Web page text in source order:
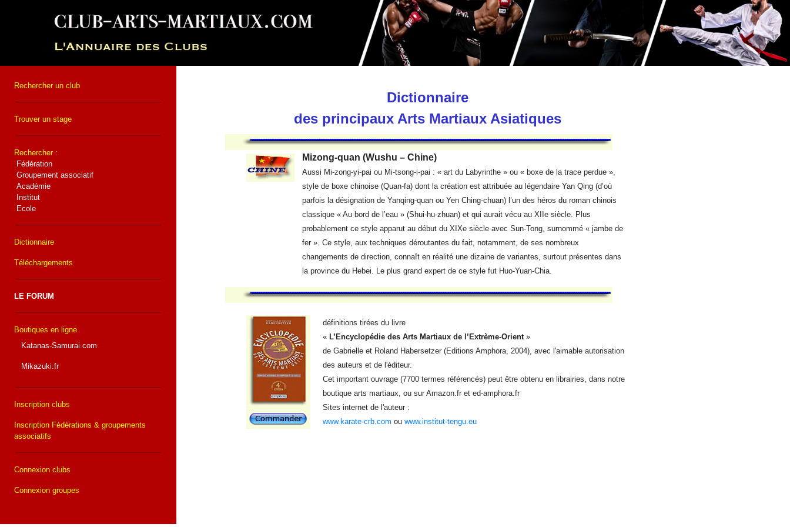
Rechercher un club
Trouver un stage
Rechercher :
Fédération
Groupement associatif
Académie
Institut
Ecole
Dictionnaire
Téléchargements
LE FORUM
Boutiques en ligne
Katanas-Samurai.com
Mikazuki.fr
Inscription clubs
Inscription Fédérations & groupements
associatifs
Connexion clubs
Connexion groupes
Dictionnaire
des principaux Arts Martiaux Asiatiques
Mizong-quan (Wushu – Chine)
Aussi Mi-zong-yi-pai ou Mi-tsong-i-pai : « art du Labyrinthe » ou « boxe de la trace perdue »,
style de boxe chinoise (Quan-fa) dont la création est attribuée au légendaire Yan Qing (d’où
parfois la désignation de Yanqing-quan ou Yen Ching-chuan) l’un des héros du roman chinois
classique « Au bord de l’eau » (Shui-hu-zhuan) et qui aurait vécu au XIIe siècle. Plus
probablement ce style apparut au début du XIXe siècle avec Sun-Tong, surnommé « jambe de
fer ». Ce style, aux techniques déroutantes du fait, notamment, de ses nombreux
changements de direction, connaît en réalité une dizaine de variantes, surtout présentes dans
la province du Hebei. Le plus grand expert de ce style fut Huo-Yuan-Chia.
définitions tirées du livre
« L’Encyclopédie des Arts Martiaux de l’Extrème-Orient»
de Gabrielle et Roland Habersetzer (Editions Amphora, 2004), avec l'aimable autorisation
des auteurs et de l'éditeur.
Cet important ouvrage (7700 termes référencés) peut être obtenu en librairies, dans notre
boutique arts martiaux, ou sur Amazon.fr et ed-amphora.fr
Sites internet de l'auteur :
www.karate-crb.com ou www.institut-tengu.eu